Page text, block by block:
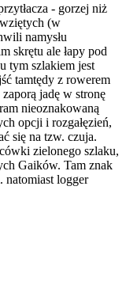
- gorzej niż
(w
namysłu
skrętu ale łapy pod
tym szlakiem jest
tamtędy z rowerem
jadę w stronę
nieoznakowaną
opcji i rozgałęzień,
się na tzw. czuja.
zielonego szlaku,
Gaików. Tam znak
natomiast logger